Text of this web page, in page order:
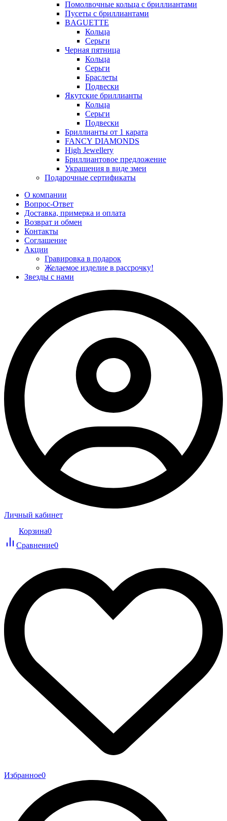
Помолвочные кольца с бриллиантами
Пусеты с бриллиантами
BAGUETTE
Кольца
Серьги
Черная пятница
Кольца
Серьги
Браслеты
Подвески
Якутские бриллианты
Кольца
Серьги
Подвески
Бриллианты от 1 карата
FANCY DIAMONDS
High Jewellery
Бриллиантовое предложение
Украшения в виде змеи
Подарочные сертификаты
О компании
Вопрос-Ответ
Доставка, примерка и оплата
Возврат и обмен
Контакты
Соглашение
Акции
Гравировка в подарок
Желаемое изделие в рассрочку!
Звезды с нами
Личный кабинет
Корзина0
Сравнение0
Избранное0